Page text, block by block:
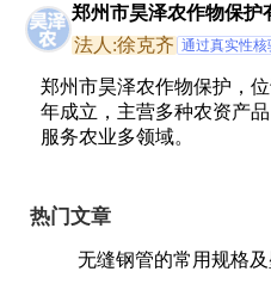
郑州市昊泽农作物保护
法人:徐克齐 通过真实性核
郑州市昊泽农作物保护，
年成立，主营多种农资产
服务农业多领域。
热门文章
无缝钢管的常用规格